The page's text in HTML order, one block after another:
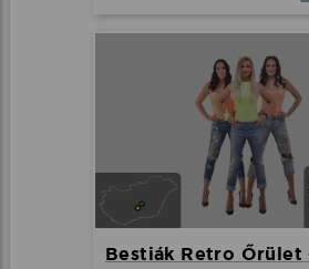
Bestiák Retro Őrület